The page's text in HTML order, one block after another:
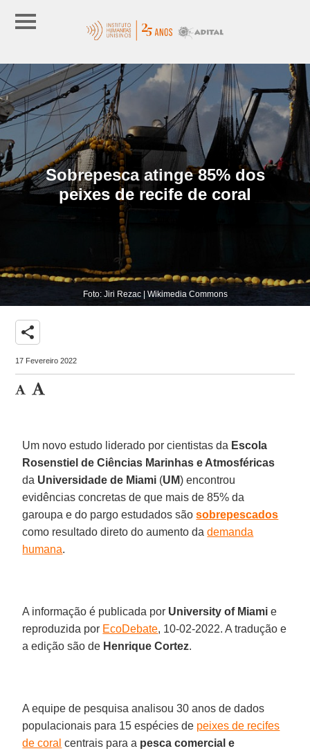
Sobrepesca atinge 85% dos
peixes de recife de coral
Foto: Jiri Rezac | Wikimedia Commons
share
17 Fevereiro 2022
Um novo estudo liderado por cientistas da Escola
Rosenstiel de Ciências Marinhas e Atmosféricas
da Universidade de Miami (UM) encontrou
evidências concretas de que mais de 85% da
garoupa e do pargo estudados sãosobrepescados
como resultado direto do aumento dademanda
humana.
A informação é publicada por University of Miami e
reproduzida por EcoDebate, 10-02-2022. A tradução e
a edição são de Henrique Cortez.
A equipe de pesquisa analisou 30 anos de dados
populacionais para 15 espécies de peixes de recifes
de coral centrais para a pesca comercial e